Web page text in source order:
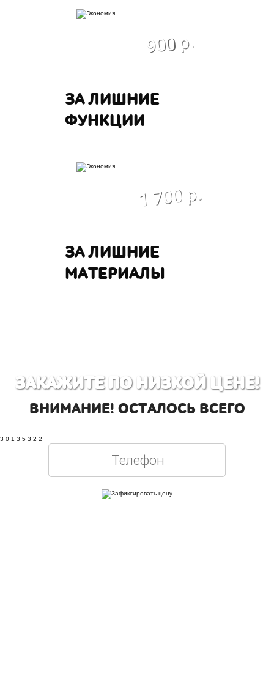
900 р.
ЗА ЛИШНИЕ
ФУНКЦИИ
1 700 р.
ЗА ЛИШНИЕ
МАТЕРИАЛЫ
ЗАКАЖИТЕ ПО НИЗКОЙ ЦЕНЕ!
ВНИМАНИЕ! ОСТАЛОСЬ ВСЕГО
3 0 1 3 5 3 2 1